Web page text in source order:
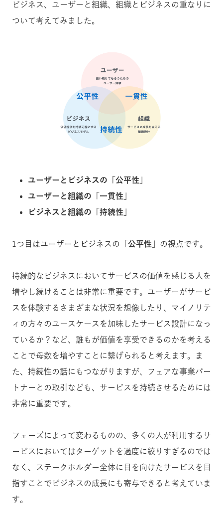
ビジネス、ユーザーと組織、組織とビジネスの重なりに
ついて考えてみました。
ユーザーとビジネスの「公平性」
ユーザーと組織の「一貫性」
ビジネスと組織の「持続性」
1つ目はユーザーとビジネスの「 公平性 」の視点です。
持続的なビジネスにおいてサービスの価値を感じる人を
増やし続けることは非常に重要です。ユーザーがサービ
スを体験するさまざまな状況を想像したり、マイノリテ
ィの方々のユースケースを加味したサービス設計になっ
ているか？など、誰もが価値を享受できるのかを考える
ことで母数を増やすことに繋げられると考えます。ま
た、持続性の話にもつながりますが、フェアな事業パー
トナーとの取引なども、サービスを持続させるためには
非常に重要です。
フェーズによって変わるものの、多くの人が利用するサ
ービスにおいてはターゲットを過度に絞りすぎるのでは
なく、ステークホルダー全体に目を向けたサービスを目
指すことでビジネスの成長にも寄与できると考えていま
す。